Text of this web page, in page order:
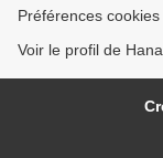
Préférences cookies
Voir le profil de